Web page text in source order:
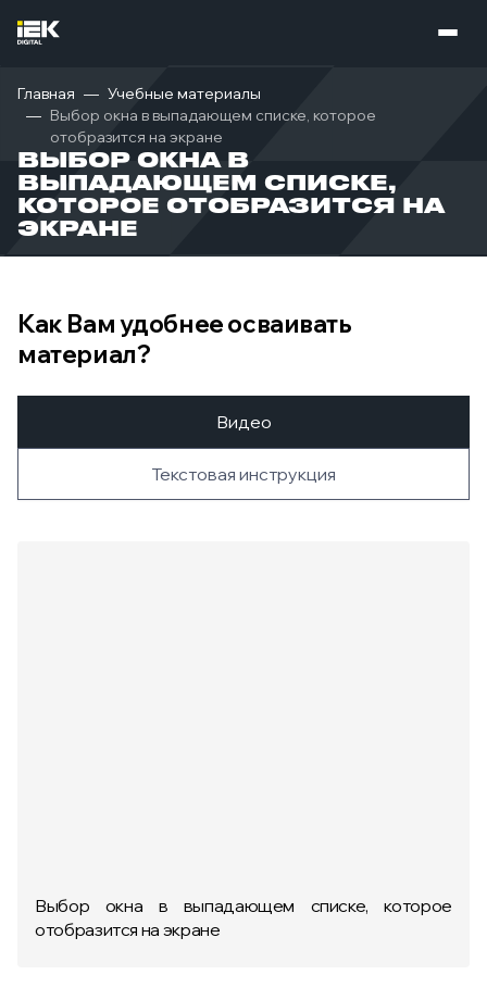
Главная
Учебные материалы
Выбор окна в выпадающем списке, которое
отобразится на экране
ВЫБОР ОКНА В
ВЫПАДАЮЩЕМ СПИСКЕ,
КОТОРОЕ ОТОБРАЗИТСЯ НА
ЭКРАНЕ
Как Вам удобнее осваивать
материал?
Видео
Текстовая инструкция
Выбор окна в выпадающем списке, которое
отобразится на экране